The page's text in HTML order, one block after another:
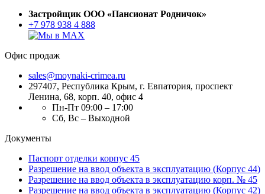
Застройщик ООО «Пансионат Родничок»
+7 978 938 4 888
Офис продаж
sales@moynaki-crimea.ru
297407, Республика Крым, г. Евпатория, проспект
Ленина, 68, корп. 40, офис 4
Пн-Пт 09:00 – 17:00
Сб, Вс – Выходной
Документы
Паспорт отделки корпус 45
Разрешение на ввод объекта в эксплуатацию (Корпус 44)
Разрешение на ввод объекта в эксплуатацию корп. № 45
Разрешение на ввод объекта в эксплуатацию (Корпус 42)